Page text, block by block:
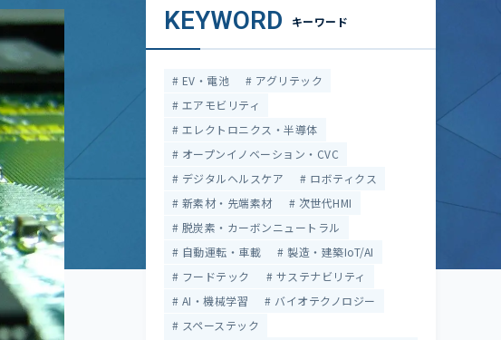
KEYWORD キーワード
EV・電池
アグリテック
エアモビリティ
エレクトロニクス・半導体
オープンイノベーション・CVC
デジタルヘルスケア
ロボティクス
新素材・先端素材
次世代HMI
脱炭素・カーボンニュートラル
自動運転・車載
製造・建築IoT/AI
フードテック
サステナビリティ
AI・機械学習
バイオテクノロジー
スペーステック